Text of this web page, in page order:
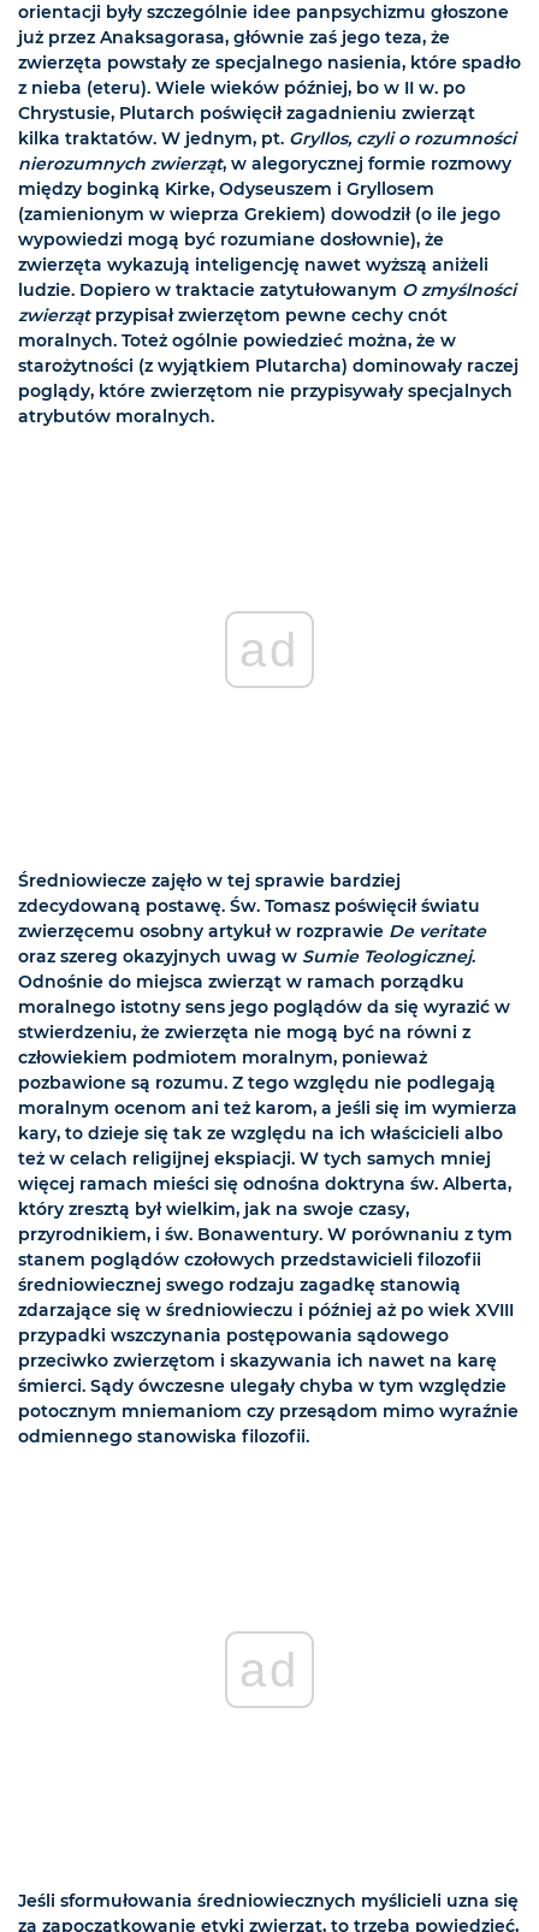
orientacji były szczególnie idee panpsychizmu głoszone
już przez Anaksagorasa, głównie zaś jego teza, że
zwierzęta powstały ze specjalnego nasienia, które spadło
z nieba (eteru). Wiele wieków później, bo w II w. po
Chrystusie, Plutarch poświęcił zagadnieniu zwierząt
kilka traktatów. W jednym, pt. Gryllos, czyli o rozumności
nierozumnych zwierząt, w alegorycznej formie rozmowy
między boginką Kirke, Odyseuszem i Gryllosem
(zamienionym w wieprza Grekiem) dowodził (o ile jego
wypowiedzi mogą być rozumiane dosłownie), że
zwierzęta wykazują inteligencję nawet wyższą aniżeli
ludzie. Dopiero w traktacie zatytułowanym O zmyślności
zwierząt przypisał zwierzętom pewne cechy cnót
moralnych. Toteż ogólnie powiedzieć można, że w
starożytności (z wyjątkiem Plutarcha) dominowały raczej
poglądy, które zwierzętom nie przypisywały specjalnych
atrybutów moralnych.
ad
Średniowiecze zajęło w tej sprawie bardziej
zdecydowaną postawę. Św. Tomasz poświęcił światu
zwierzęcemu osobny artykuł w rozprawie De veritate
oraz szereg okazyjnych uwag w Sumie Teologicznej.
Odnośnie do miejsca zwierząt w ramach porządku
moralnego istotny sens jego poglądów da się wyrazić w
stwierdzeniu, że zwierzęta nie mogą być na równi z
człowiekiem podmiotem moralnym, ponieważ
pozbawione są rozumu. Z tego względu nie podlegają
moralnym ocenom ani też karom, a jeśli się im wymierza
kary, to dzieje się tak ze względu na ich właścicieli albo
też w celach religijnej ekspiacji. W tych samych mniej
więcej ramach mieści się odnośna doktryna św. Alberta,
który zresztą był wielkim, jak na swoje czasy,
przyrodnikiem, i św. Bonawentury. W porównaniu z tym
stanem poglądów czołowych przedstawicieli filozofii
średniowiecznej swego rodzaju zagadkę stanowią
zdarzające się w średniowieczu i później aż po wiek XVIII
przypadki wszczynania postępowania sądowego
przeciwko zwierzętom i skazywania ich nawet na karę
śmierci. Sądy ówczesne ulegały chyba w tym względzie
potocznym mniemaniom czy przesądom mimo wyraźnie
odmiennego stanowiska filozofii.
ad
Jeśli sformułowania średniowiecznych myślicieli uzna się
za zapoczątkowanie etyki zwierząt, to trzeba powiedzieć,